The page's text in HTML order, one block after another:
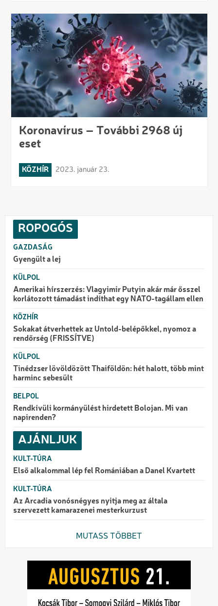
Koronavírus – További 2968 új
eset
KÖZHÍR 2023. január 23.
ROPOGÓS
GAZDASÁG
Gyengült a lej
KÜLPOL
Amerikai hírszerzés: Vlagyimir Putyin akár már ősszel
korlátozott támadást indíthat egy NATO-tagállam ellen
KÖZHÍR
Sokakat átverhettek az Untold-belépőkkel, nyomoz a
rendőrség (FRISSÍTVE)
KÜLPOL
Tinédzser lövöldözött Thaiföldön: hét halott, több mint
harminc sebesült
BELPOL
Rendkívüli kormányülést hirdetett Bolojan. Mi van
napirenden?
AJÁNLJUK
KULT-TÚRA
Első alkalommal lép fel Romániában a Danel Kvartett
KULT-TÚRA
Az Arcadia vonósnégyes nyitja meg az általa
szervezett kamarazenei mesterkurzust
MUTASS TÖBBET